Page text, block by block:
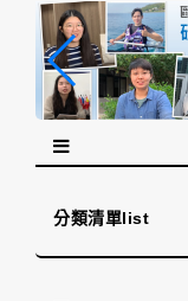
分類清單list